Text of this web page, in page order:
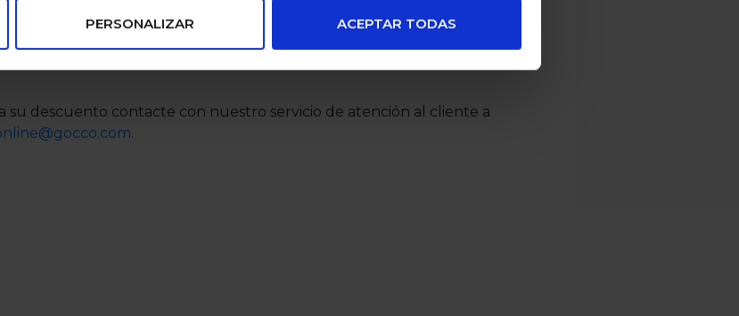
PERSONALIZAR ACEPTAR TODAS
su descuento contacte con nuestro servicio de atención al cliente a
.